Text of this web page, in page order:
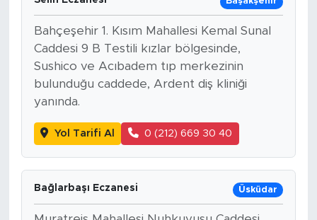
Bahçeşehir 1. Kısım Mahallesi Kemal Sunal
Caddesi 9 B Testili kızlar bölgesinde,
Sushico ve Acıbadem tıp merkezinin
bulunduğu caddede, Ardent diş kliniği
yanında.
Yol Tarifi Al 0 (212) 669 30 40
Bağlarbaşı Eczanesi Üsküdar